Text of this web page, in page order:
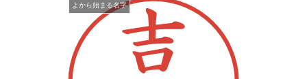
よから始まる名字